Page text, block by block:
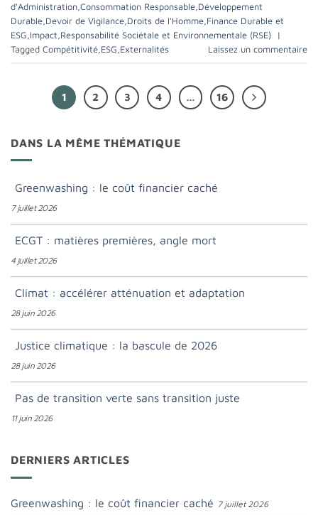
d'Administration,Consommation Responsable,Développement
Durable,Devoir de Vigilance,Droits de l'Homme,Finance Durable et
ESG,Impact,Responsabilité Sociétale et Environnementale (RSE)
|
Tagged Compétitivité,ESG,Externalités Laissez un commentaire
1 2 3 4 … 16
DANS LA MÊME THÉMATIQUE
Greenwashing : le coût financier caché
7 juillet 2026
ECGT : matières premières, angle mort
4 juillet 2026
Climat : accélérer atténuation et adaptation
28 juin 2026
Justice climatique : la bascule de 2026
28 juin 2026
Pas de transition verte sans transition juste
11 juin 2026
DERNIERS ARTICLES
Greenwashing : le coût financier caché 7 juillet 2026